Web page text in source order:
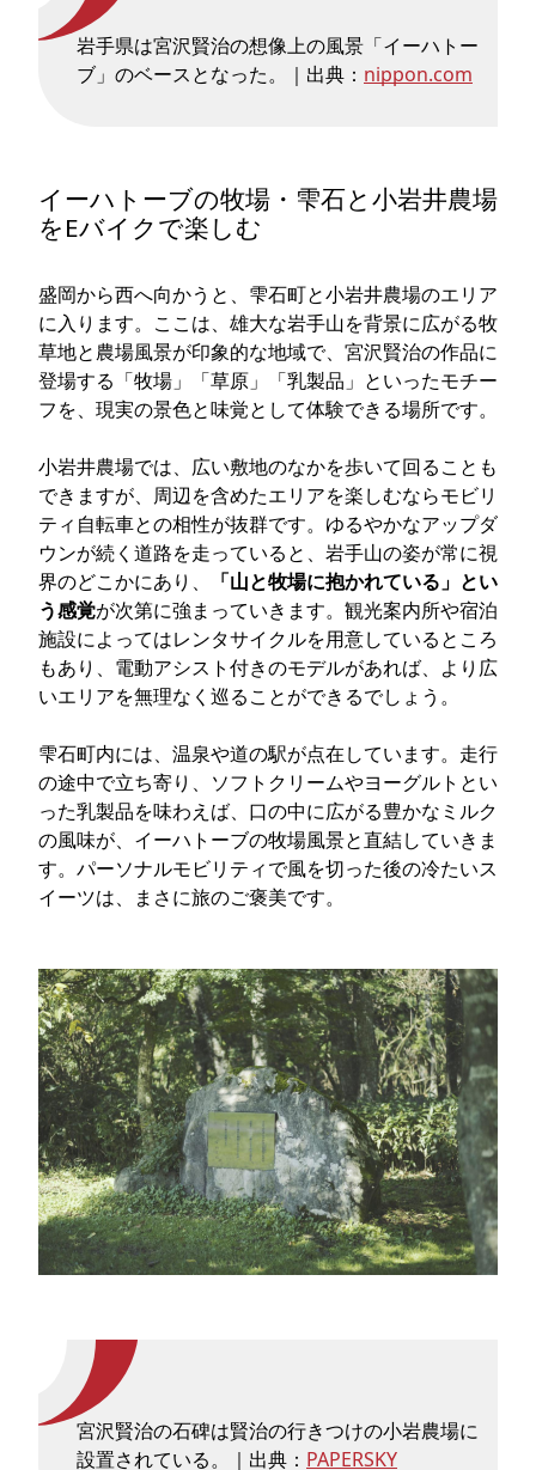
岩手県は宮沢賢治の想像上の風景「イーハトー
ブ」のベースとなった。｜出典： nippon.com
イーハトーブの牧場・雫石と小岩井農場
をEバイクで楽しむ
盛岡から西へ向かうと、雫石町と小岩井農場のエリア
に入ります。ここは、雄大な岩手山を背景に広がる牧
草地と農場風景が印象的な地域で、宮沢賢治の作品に
登場する「牧場」「草原」「乳製品」といったモチー
フを、現実の景色と味覚として体験できる場所です。
小岩井農場では、広い敷地のなかを歩いて回ることも
できますが、周辺を含めたエリアを楽しむならモビリ
ティ自転車との相性が抜群です。ゆるやかなアップダ
ウンが続く道路を走っていると、岩手山の姿が常に視
界のどこかにあり、
「山と牧場に抱かれている」とい
う感覚が次第に強まっていきます。観光案内所や宿泊
施設によってはレンタサイクルを用意しているところ
もあり、電動アシスト付きのモデルがあれば、より広
いエリアを無理なく巡ることができるでしょう。
雫石町内には、温泉や道の駅が点在しています。走行
の途中で立ち寄り、ソフトクリームやヨーグルトとい
った乳製品を味わえば、口の中に広がる豊かなミルク
の風味が、イーハトーブの牧場風景と直結していきま
す。パーソナルモビリティで風を切った後の冷たいス
イーツは、まさに旅のご褒美です。
宮沢賢治の石碑は賢治の行きつけの小岩農場に
設置されている。｜出典： PAPERSKY